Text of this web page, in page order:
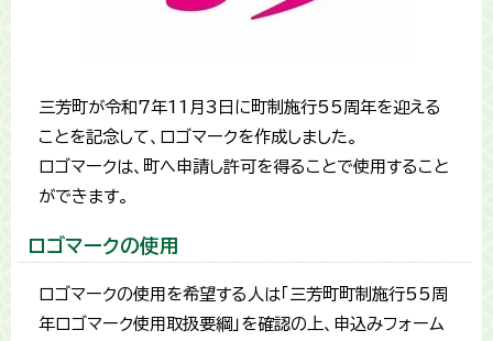
三芳町が令和7年11月3日に町制施行55周年を迎える
ことを記念して、ロゴマークを作成しました。
ロゴマークは、町へ申請し許可を得ることで使用すること
ができます。
ロゴマークの使用
ロゴマークの使用を希望する人は「三芳町町制施行55周
年ロゴマーク使用取扱要綱」を確認の上、申込みフォーム